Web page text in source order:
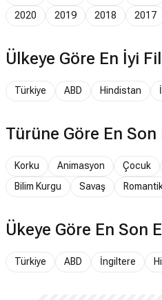
2020
2019 2018 2017
Ülkeye Göre En İyi
Türkiye ABD Hindistan
Türüne Göre En
Korku Animasyon Çocuk
Bilim Kurgu
Savaş
Ükeye Göre En Son
Türkiye ABD İngiltere